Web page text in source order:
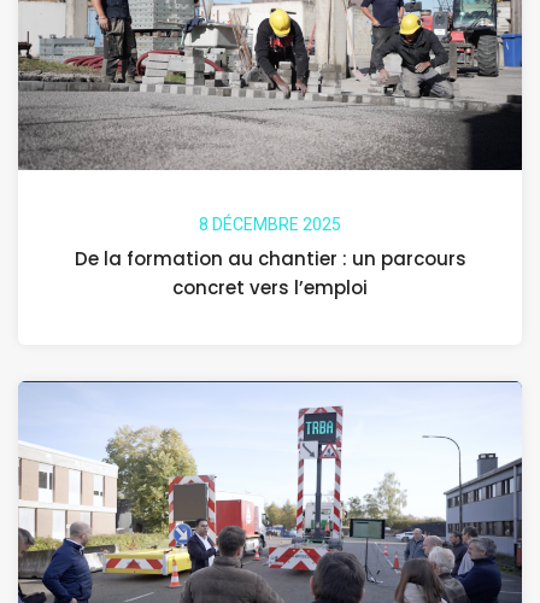
8 DÉCEMBRE 2025
De la formation au chantier : un parcours
concret vers l’emploi